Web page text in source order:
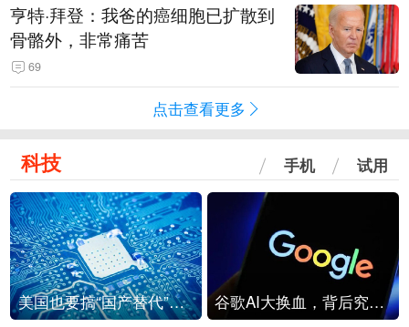
亨特·拜登：我爸的癌细胞已扩散到
骨骼外，非常痛苦
69
点击查看更多
科技 手机 试用
美国也要搞“国产替代”？先算清三笔账 谷歌AI大换血，背后究竟发生了什么？